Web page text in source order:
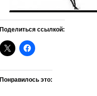
Поделиться ссылкой:
Понравилось это: